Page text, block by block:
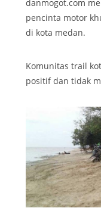
danmogot.com
pencinta motor
di kota medan.
Komunitas trail
positif dan tidak